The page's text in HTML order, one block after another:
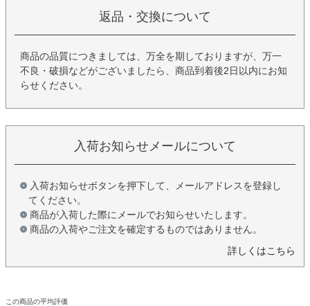
返品・交換について
商品の品質につきましては、万全を期しておりますが、万一
不良・破損などがございましたら、商品到着後2日以内にお知
らせください。
入荷お知らせメールについて
入荷お知らせボタンを押下して、メールアドレスを登録し
てください。
商品が入荷した際にメールでお知らせいたします。
商品の入荷やご注文を確定するものではありません。
詳しくはこちら